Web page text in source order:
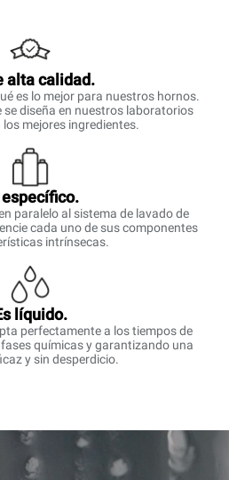
alta calidad.
es lo mejor para nuestros hornos.
se diseña en nuestros laboratorios
mejores ingredientes.
específico.
paralelo al sistema de lavado de
cada uno de sus componentes
intrínsecas.
líquido.
perfectamente a los tiempos de
químicas y garantizando una
y sin desperdicio.